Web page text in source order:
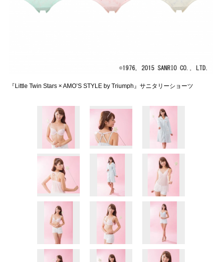
『Little Twin Stars × AMO’S STYLE by Triumph』サニタリーショーツ